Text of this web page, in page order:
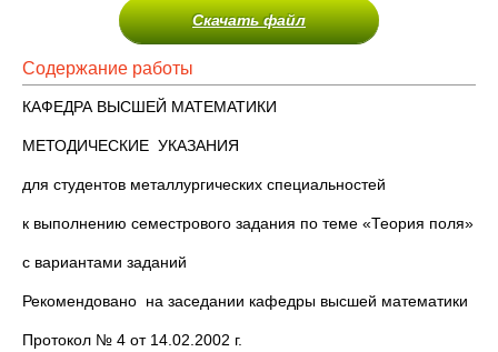
Скачать файл
Содержание работы
КАФЕДРА ВЫСШЕЙ МАТЕМАТИКИ
МЕТОДИЧЕСКИЕ УКАЗАНИЯ
для студентов металлургических специальностей
к выполнению семестрового задания по теме «Теория поля»
с вариантами заданий
Рекомендовано на заседании кафедры высшей математики
Протокол № 4 от 14.02.2002 г.